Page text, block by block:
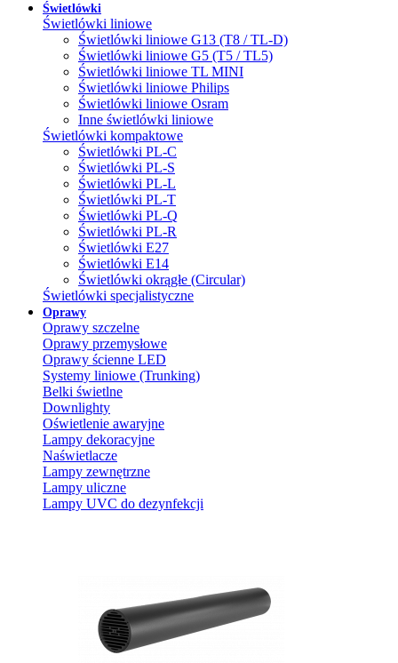
Świetlówki
Świetlówki liniowe
Świetlówki liniowe G13 (T8 / TL-D)
Świetlówki liniowe G5 (T5 / TL5)
Świetlówki liniowe TL MINI
Świetlówki liniowe Philips
Świetlówki liniowe Osram
Inne świetlówki liniowe
Świetlówki kompaktowe
Świetlówki PL-C
Świetlówki PL-S
Świetlówki PL-L
Świetlówki PL-T
Świetlówki PL-Q
Świetlówki PL-R
Świetlówki E27
Świetlówki E14
Świetlówki okrągłe (Circular)
Świetlówki specjalistyczne
Oprawy
Oprawy szczelne
Oprawy przemysłowe
Oprawy ścienne LED
Systemy liniowe (Trunking)
Belki świetlne
Downlighty
Oświetlenie awaryjne
Lampy dekoracyjne
Naświetlacze
Lampy zewnętrzne
Lampy uliczne
Lampy UVC do dezynfekcji